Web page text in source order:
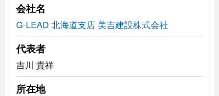
会社名
G-LEAD 北海道支店 美吉建設株式会社
代表者
吉川 貴祥
所在地